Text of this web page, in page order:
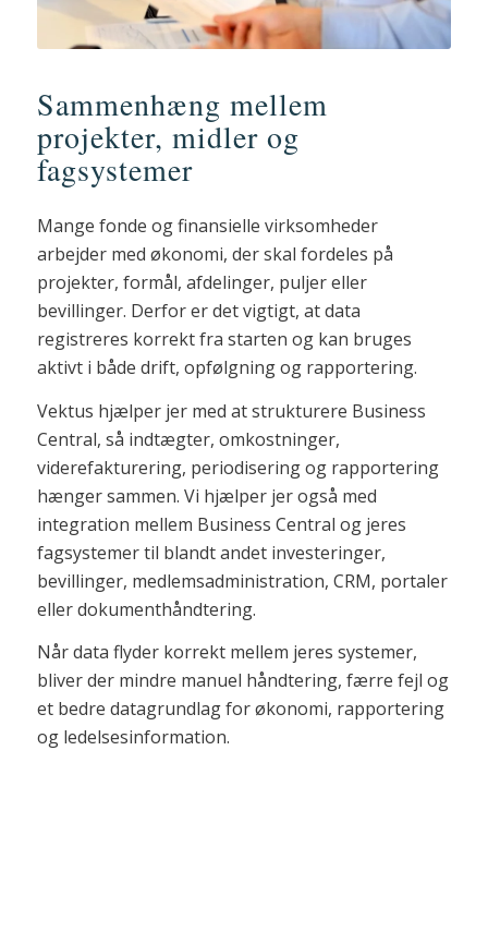
Sammenhæng mellem
projekter, midler og
fagsystemer
Mange fonde og finansielle virksomheder
arbejder med økonomi, der skal fordeles på
projekter, formål, afdelinger, puljer eller
bevillinger. Derfor er det vigtigt, at data
registreres korrekt fra starten og kan bruges
aktivt i både drift, opfølgning og rapportering.
Vektus hjælper jer med at strukturere Business
Central, så indtægter, omkostninger,
viderefakturering, periodisering og rapportering
hænger sammen. Vi hjælper jer også med
integration mellem Business Central og jeres
fagsystemer til blandt andet investeringer,
bevillinger, medlemsadministration, CRM, portaler
eller dokumenthåndtering.
Når data flyder korrekt mellem jeres systemer,
bliver der mindre manuel håndtering, færre fejl og
et bedre datagrundlag for økonomi, rapportering
og ledelsesinformation.